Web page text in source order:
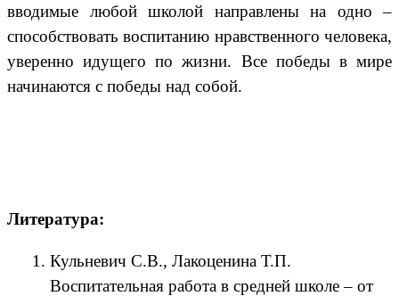
вводимые любой школой направлены на одно –
способствовать воспитанию нравственного человека,
уверенно идущего по жизни. Все победы в мире
начинаются с победы над собой.
Литература:
Кульневич С.В., Лакоценина Т.П.
Воспитательная работа в средней школе – от